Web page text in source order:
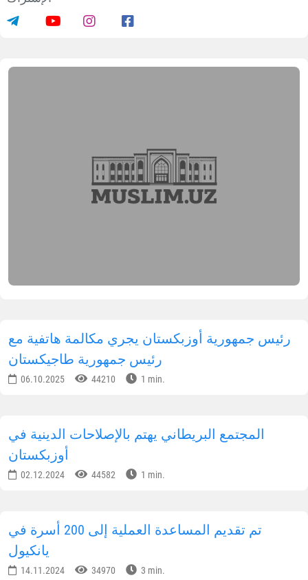
رئيس جمهورية أوزبكستان يجري مكالمة هاتفية مع
رئيس جمهورية طاجيكستان
06.10.2025 44210 1 min.
المجتمع البريطاني يهتم بالإصلاحات الدينية في
أوزبكستان
02.12.2024 44582 1 min.
تم تقديم المساعدة العملية إلى 200 أسرة في
يانكيول
14.11.2024 34970 3 min.